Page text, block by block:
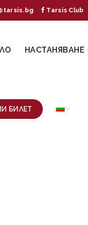
Tarsis Club
НАСТАНЯВАНЕ
БИЛЕТ